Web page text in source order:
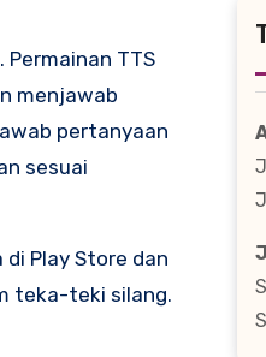
TTS
menjawab
pertanyaan
sesuai
di Play Store dan
teka-teki silang.